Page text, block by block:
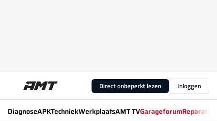
Direct onbeperkt lezen Inloggen
DiagnoseAPKTechniekWerkplaatsAMT TVGarageforum